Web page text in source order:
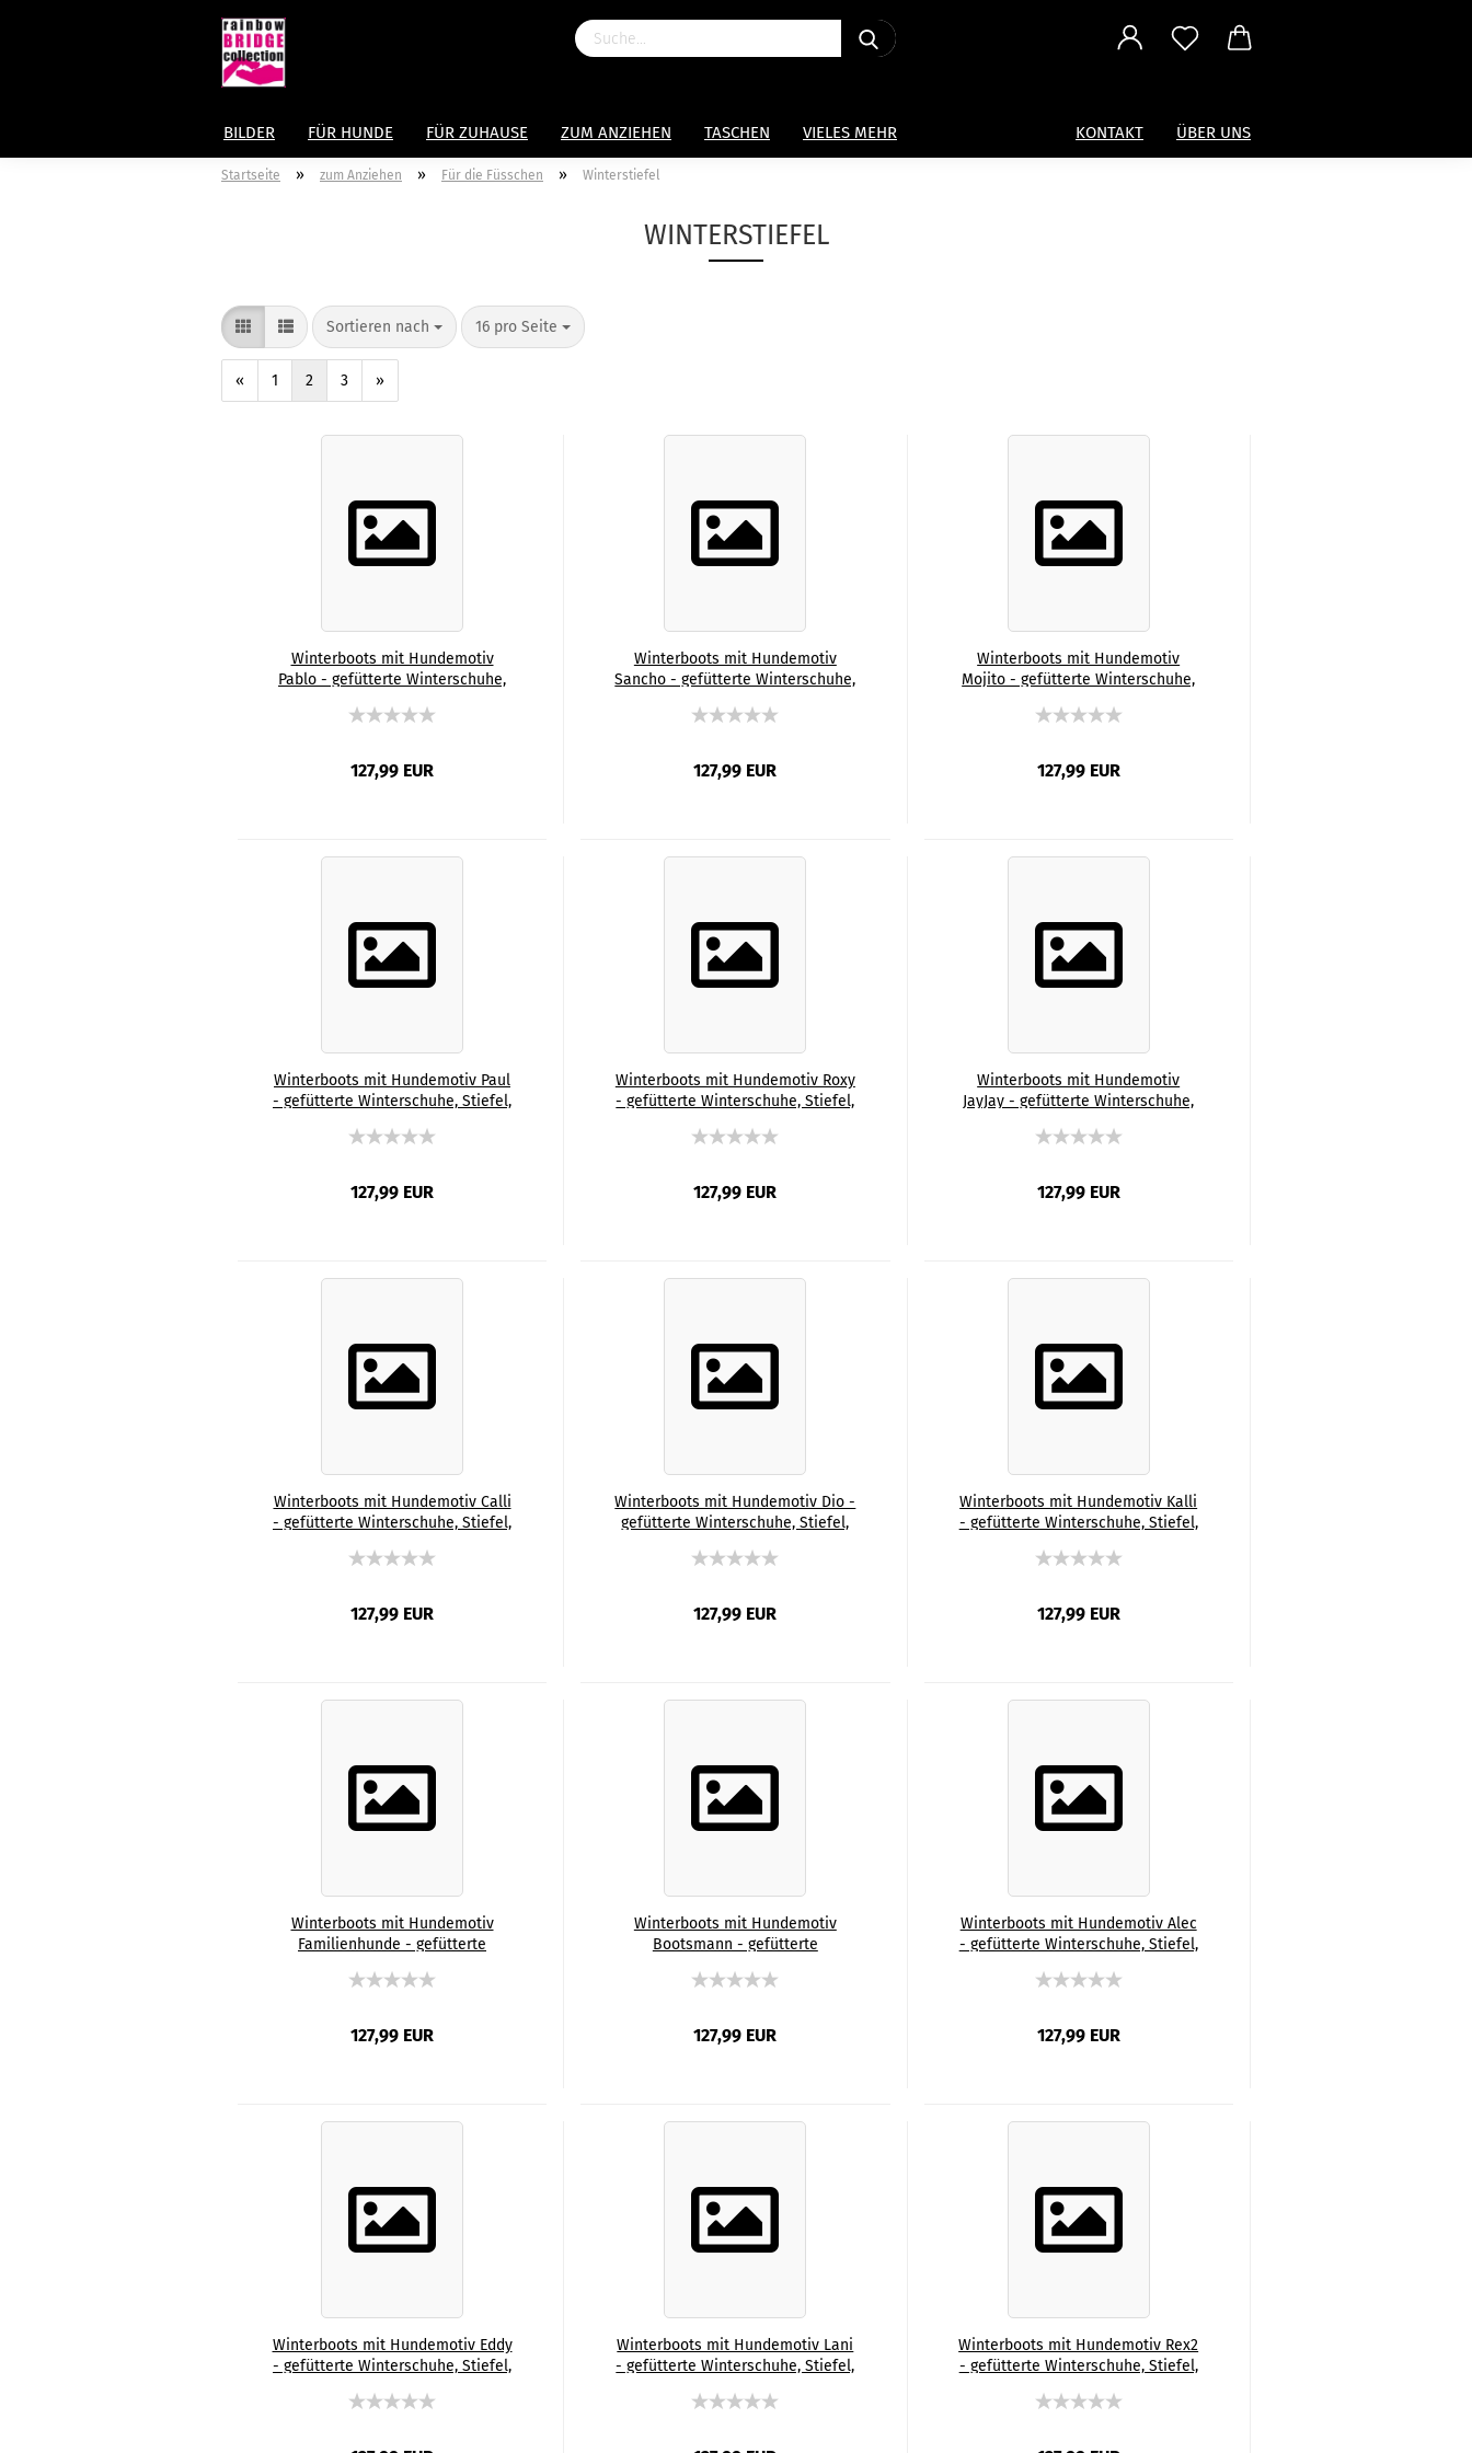
BILDER FÜR HUNDE FÜR ZUHAUSE ZUM ANZIEHEN TASCHEN VIELES MEHR KONTAKT ÜBER UNS
Startseite » zum Anziehen » Für die Füsschen » Winterstiefel
WINTERSTIEFEL
Sortieren nach 16 pro Seite
« 1 2 3 »
Winterboots mit Hundemotiv
Pablo - gefütterte Winterschuhe,
Mischling, Staffordshire, Staff,
127,99 EUR
Winterboots mit Hundemotiv
Sancho - gefütterte Winterschuhe,
Mischling, Staffordshire, Staff,
127,99 EUR
Winterboots mit Hundemotiv
Mojito - gefütterte Winterschuhe,
Mischling, Staffordshire, Staff,
127,99 EUR
Winterboots mit Hundemotiv Paul
- gefütterte Winterschuhe, Stiefel,
Bullterrier, Bulli
127,99 EUR
Winterboots mit Hundemotiv Roxy
- gefütterte Winterschuhe, Stiefel,
Bullterrier, Bulli
127,99 EUR
Winterboots mit Hundemotiv
JayJay - gefütterte Winterschuhe,
Mischling, Staffordshire, Staff,
127,99 EUR
Winterboots mit Hundemotiv Calli
- gefütterte Winterschuhe, Stiefel,
Staffordshire, Staff, AmStaff, SOKA,
127,99 EUR
Winterboots mit Hundemotiv Dio -
gefütterte Winterschuhe, Stiefel,
Staffordshire, Staff, AmStaff, SOKA,
127,99 EUR
Winterboots mit Hundemotiv Kalli
- gefütterte Winterschuhe, Stiefel,
Bullterrier, Bulli
127,99 EUR
Winterboots mit Hundemotiv
Familienhunde - gefütterte
Grösse 35-44, Mix, Mischling,
Familienhunde
127,99 EUR
Winterboots mit Hundemotiv
Bootsmann - gefütterte
Grösse 35-44, Mix, Mischling,
127,99 EUR
Winterboots mit Hundemotiv Alec
- gefütterte Winterschuhe, Stiefel,
Deutscher Schäferhund
127,99 EUR
Winterboots mit Hundemotiv Eddy
- gefütterte Winterschuhe, Stiefel,
Deutscher Schäferhund
Winterboots mit Hundemotiv Lani
- gefütterte Winterschuhe, Stiefel,
Englische Bulldogge, Bully
Winterboots mit Hundemotiv Rex2
- gefütterte Winterschuhe, Stiefel,
Mops